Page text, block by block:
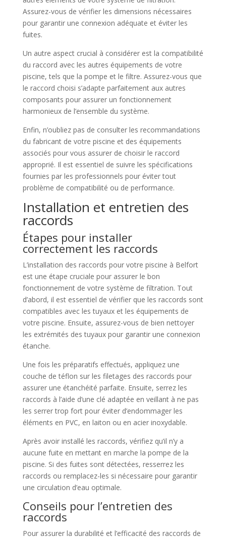
Assurez-vous de vérifier les dimensions nécessaires
pour garantir une connexion adéquate et éviter les
fuites.
Un autre aspect crucial à considérer est la compatibilité
du raccord avec les autres équipements de votre
piscine, tels que la pompe et le filtre. Assurez-vous que
le raccord choisi s’adapte parfaitement aux autres
composants pour assurer un fonctionnement
harmonieux de l’ensemble du système.
Enfin, n’oubliez pas de consulter les recommandations
du fabricant de votre piscine et des équipements
associés pour vous assurer de choisir le raccord
approprié. Il est essentiel de suivre les spécifications
fournies par les professionnels pour éviter tout
problème de compatibilité ou de performance.
Installation et entretien des
raccords
Étapes pour installer
correctement les raccords
L’installation des raccords pour votre piscine à Belfort
est une étape cruciale pour assurer le bon
fonctionnement de votre système de filtration. Tout
d’abord, il est essentiel de vérifier que les raccords sont
compatibles avec les tuyaux et les équipements de
votre piscine. Ensuite, assurez-vous de bien nettoyer
les extrémités des tuyaux pour garantir une connexion
étanche.
Une fois les préparatifs effectués, appliquez une
couche de téflon sur les filetages des raccords pour
assurer une étanchéité parfaite. Ensuite, serrez les
raccords à l’aide d’une clé adaptée en veillant à ne pas
les serrer trop fort pour éviter d’endommager les
éléments en PVC, en laiton ou en acier inoxydable.
Après avoir installé les raccords, vérifiez qu’il n’y a
aucune fuite en mettant en marche la pompe de la
piscine. Si des fuites sont détectées, resserrez les
raccords ou remplacez-les si nécessaire pour garantir
une circulation d’eau optimale.
Conseils pour l’entretien des
raccords
Pour assurer la durabilité et l’efficacité des raccords de